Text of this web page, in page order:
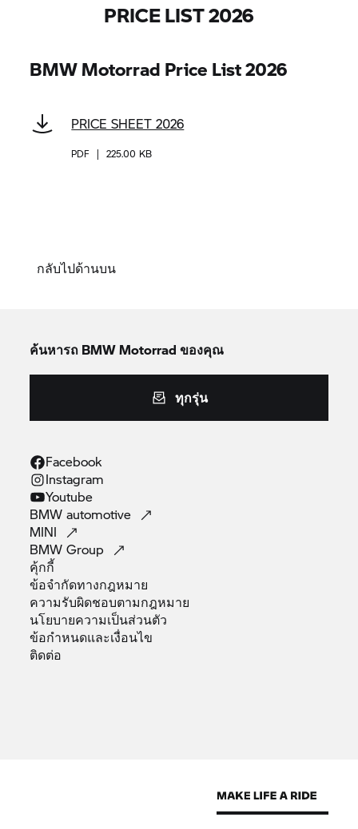
PRICE LIST 2026
BMW Motorrad Price List 2026
PRICE SHEET 2026
PDF | 225.00 KB
กลับไปด้านบน
ค้นหารถ BMW Motorrad ของคุณ
ทุกรุ่น
Facebook
Instagram
Youtube
BMWautomotive
MINI
BMWGroup
คุ้กกี้
ข้อจำกัดทางกฎหมาย
ความรับผิดชอบตามกฎหมาย
นโยบายความเป็นส่วนตัว
ข้อกำหนดและเงื่อนไข
ติดต่อ